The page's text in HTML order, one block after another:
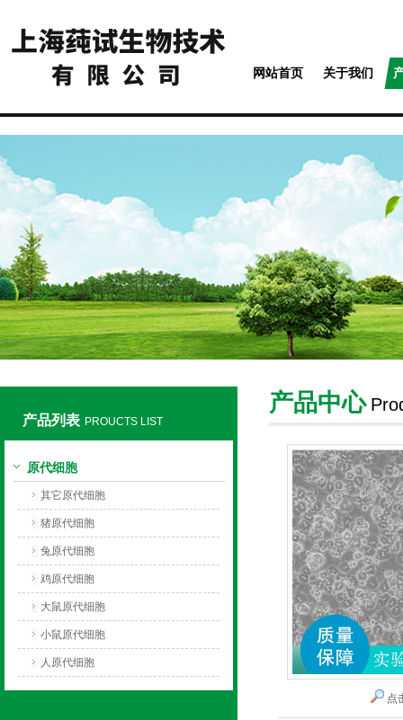
网站首页 关于我们
产品列表 PROUCTS LIST
原代细胞
其它原代细胞
猪原代细胞
兔原代细胞
鸡原代细胞
大鼠原代细胞
小鼠原代细胞
人原代细胞
产品中心
点